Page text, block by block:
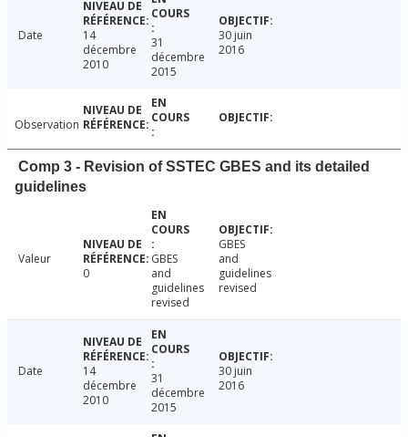
Date
14
décembre
2010
31
décembre
2015
30 juin
2016
Observation
Comp 3 - Revision of SSTEC GBES and its detailed
guidelines
Valeur
0
GBES
and
guidelines
revised
GBES
and
guidelines
revised
Date
14
décembre
2010
31
décembre
2015
30 juin
2016